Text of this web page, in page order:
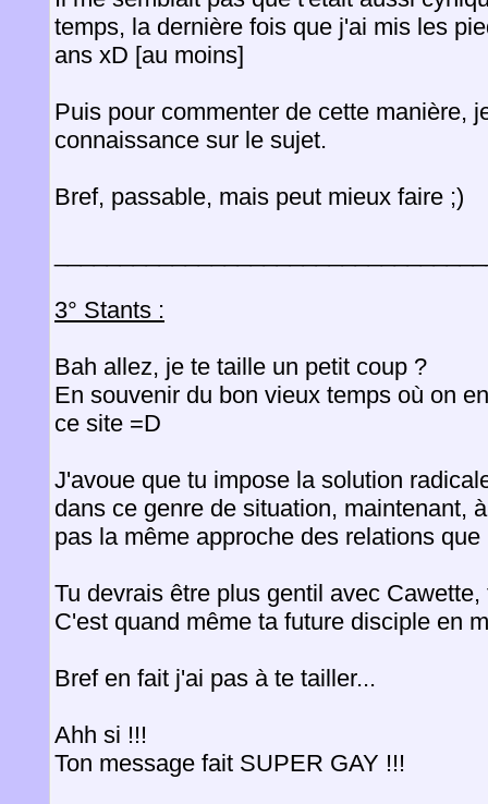
temps, la dernière fois que j'ai mis les
ans xD [au moins]
Puis pour commenter de cette manière,
connaissance sur le sujet.
Bref, passable, mais peut mieux faire ;)
3° Stants :
Bah allez, je te taille un petit coup ?
En souvenir du bon vieux temps où on
ce site =D
J'avoue que tu impose la solution
dans ce genre de situation, maintenant,
pas la même approche des relations que
Tu devrais être plus gentil avec
C'est quand même ta future disciple en
Bref en fait j'ai pas à te tailler...
Ahh si !!!
Ton message fait SUPER GAY !!!